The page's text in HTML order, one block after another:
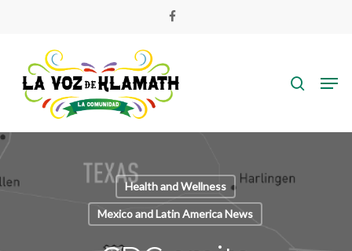
content
facebook
Health and Wellness
Mexico and Latin America News